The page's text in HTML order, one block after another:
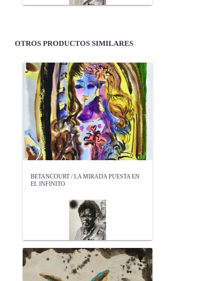
OTROS PRODUCTOS SIMILARES
BETANCOURT / LA MIRADA PUESTA EN
EL INFINITO